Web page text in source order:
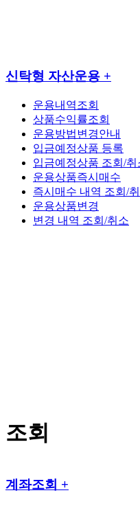
신탁형 자산운용 +
운용내역조회
상품수익률조회
운용방법변경안내
입금예정상품 등록
입금예정상품 조회/취
운용상품즉시매수
즉시매수 내역 조회/
운용상품변경
변경 내역 조회/취소
조회
계좌조회 +